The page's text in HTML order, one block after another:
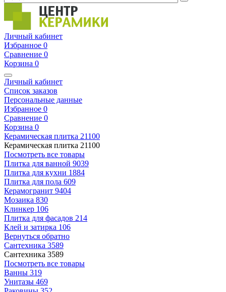
Личный кабинет
Избранное 0
Сравнение 0
Корзина 0
Личный кабинет
Список заказов
Персональные данные
Избранное 0
Сравнение 0
Корзина 0
Керамическая плитка 21100
Керамическая плитка 21100
Посмотреть все товары
Плитка для ванной 9039
Плитка для кухни 1884
Плитка для пола 609
Керамогранит 9404
Мозаика 830
Клинкер 106
Плитка для фасадов 214
Клей и затирка 106
Вернуться обратно
Сантехника 3589
Сантехника 3589
Посмотреть все товары
Ванны 319
Унитазы 469